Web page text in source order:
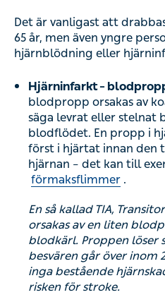
Det är vanligast att
65 år, men även yngre
hjärnblödning eller
Hjärninfarkt –
blodpropp orsakas av
säga levrat eller stelnat
blodflödet. En propp i
först i hjärtat innan den
hjärnan – det kan till
förmaksflimmer .
En så kallad TIA,
orsakas av en liten
blodkärl. Proppen löser
besvären går över inom
inga bestående
risken för stroke.